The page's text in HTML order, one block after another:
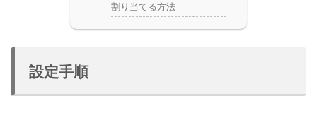
割り当てる方法
設定手順